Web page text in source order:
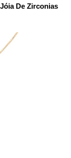
De Zirconias